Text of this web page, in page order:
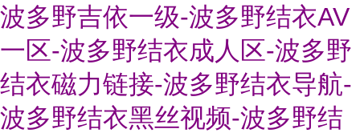
波多野吉依一级-波多野结衣AV
一区-波多野结衣成人区-波多野
结衣磁力链接-波多野结衣导航-
波多野结衣黑丝视频-波多野结